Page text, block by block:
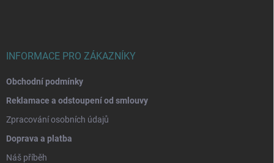
INFORMACE PRO ZÁKAZNÍKY
Obchodní podmínky
Reklamace a odstoupení od smlouvy
Zpracování osobních údajů
Doprava a platba
Náš příběh